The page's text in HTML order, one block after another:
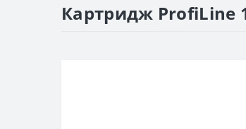
Картридж ProfiLine